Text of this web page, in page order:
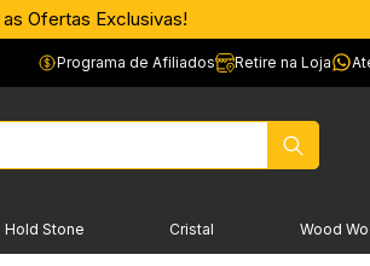
até 4x sem Juros!*
Ofertas Exclusivas!
Programa de Afiliados Retire na Loja
Hold Stone Cristal Wood